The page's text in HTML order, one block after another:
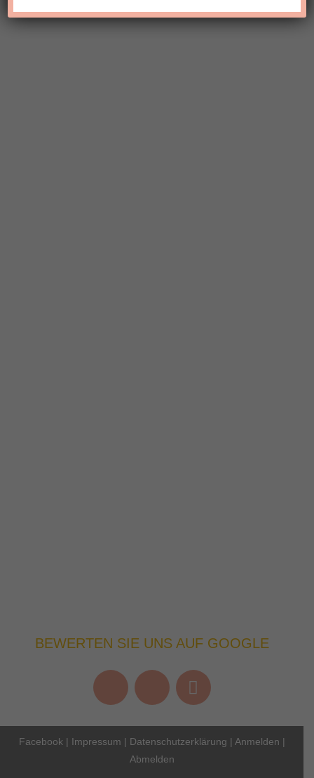
BEWERTEN SIE UNS AUF GOOGLE
Facebook | Impressum | Datenschutzerklärung | Anmelden |
Abmelden